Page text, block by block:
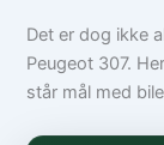
Det er dog ikke
Peugeot 307.
står mål med